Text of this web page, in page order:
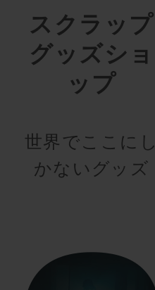
スクラップ
グッズショ
ップ
世界でここにし
かないグッズ